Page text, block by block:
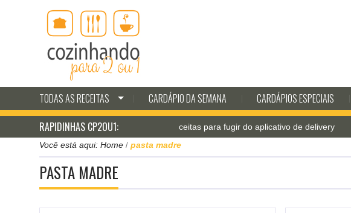
TODAS AS RECEITAS CARDÁPIO DA SEMANA CARDÁPIOS ESPECIAIS
RAPIDINHAS CP2OU1:Jantar pá-pum: receitas para fugir do aplicativo de delivery
Você está aqui: Home / pasta madre
PASTA MADRE